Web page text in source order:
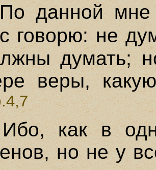
данной мне
говорю: не
думать;
веры,
как в
но не у